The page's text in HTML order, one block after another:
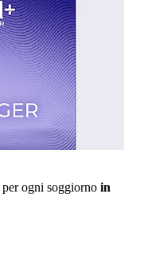
per ogni soggiorno in